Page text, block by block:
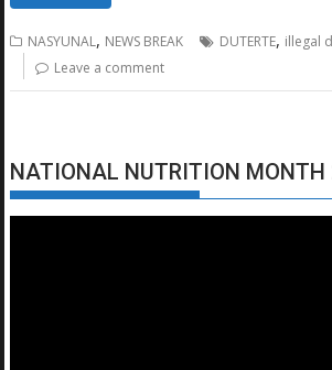
NASYUNAL, NEWS BREAK DUTERTE, illegal
Leave a comment
NATIONAL NUTRITION MONTH